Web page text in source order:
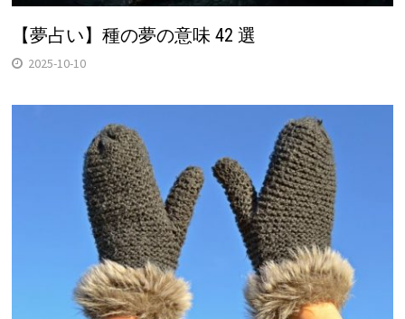
【夢占い】種の夢の意味 42 選
2025-10-10